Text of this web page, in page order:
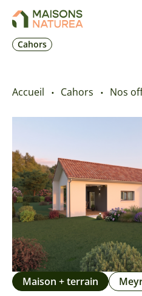
Cahors
Nos offres
Accueil Cahors Nos
Maison + terrain